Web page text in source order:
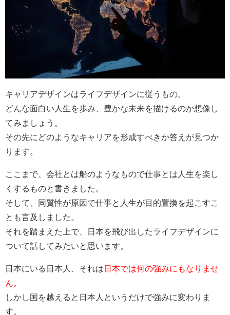
キャリアデザインはライフデザインに従うもの。
どんな面白い人生を歩み、豊かな未来を描けるのか想像し
てみましょう。
その先にどのようなキャリアを形成すべきか答えが見つか
ります。
ここまで、会社とは船のようなもので仕事とは人生を楽し
くするものと書きました。
そして、同質性が原因で仕事と人生が目的置換を起こすこ
とも言及しました。
それを踏まえた上で、日本を飛び出したライフデザインに
ついて話してみたいと思います。
日本にいる日本人、それは 日本では何の強みにもなりませ
ん。
しかし国を越えると日本人というだけで強みに変わりま
す。